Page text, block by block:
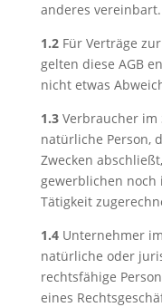
anderes vereinbart.
1.2Für Verträge
gelten diese AGB
nicht etwas
1.3Verbraucher im
natürliche Person,
Zwecken
gewerblichen
Tätigkeit
1.4Unternehmer
natürliche oder
rechtsfähige
eines